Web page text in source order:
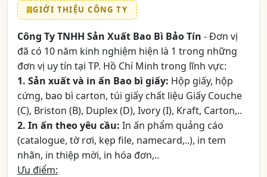
GIỚI THIỆU CÔNG TY
Công Ty TNHH Sản Xuất Bao Bì Bảo Tín - Đơn vị
đã có 10 năm kinh nghiệm hiện là 1 trong những
đơn vị uy tín tại TP. Hồ Chí Minh trong lĩnh vực:
1. Sản xuất và in ấn Bao bì giấy: Hộp giấy, hộp
cứng, bao bì carton, túi giấy chất liệu Giấy Couche
(C), Briston (B), Duplex (D), Ivory (I), Kraft, Carton,..
2. In ấn theo yêu cầu: In ấn phẩm quảng cáo
(catalogue, tờ rơi, kẹp file, namecard,..), in tem
nhãn, in thiệp mời, in hóa đơn,..
Ưu điểm: